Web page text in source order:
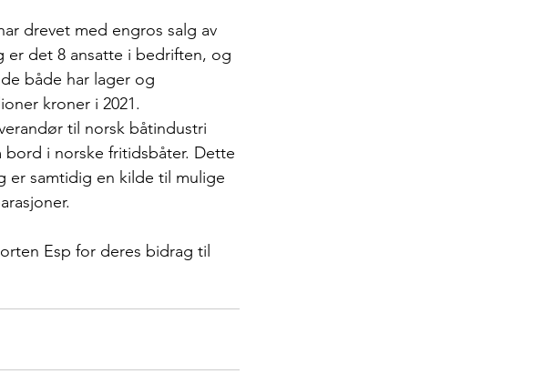
drevet med engros salg av
er det 8 ansatte i bedriften, og
både har lager og
kroner i 2021.
til norsk båtindustri
bord i norske fritidsbåter. Dette
er samtidig en kilde til mulige
Esp for deres bidrag til